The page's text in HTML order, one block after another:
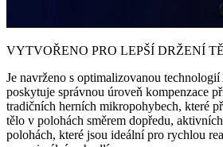
VYTVOŘENO PRO LEPŠÍ DRŽENÍ
Je navrženo s optimalizovanou
poskytuje správnou úroveň kompenzace
tradičních herních mikropohybech, které
tělo v polohách směrem dopředu,
polohách, které jsou ideální pro rychlou